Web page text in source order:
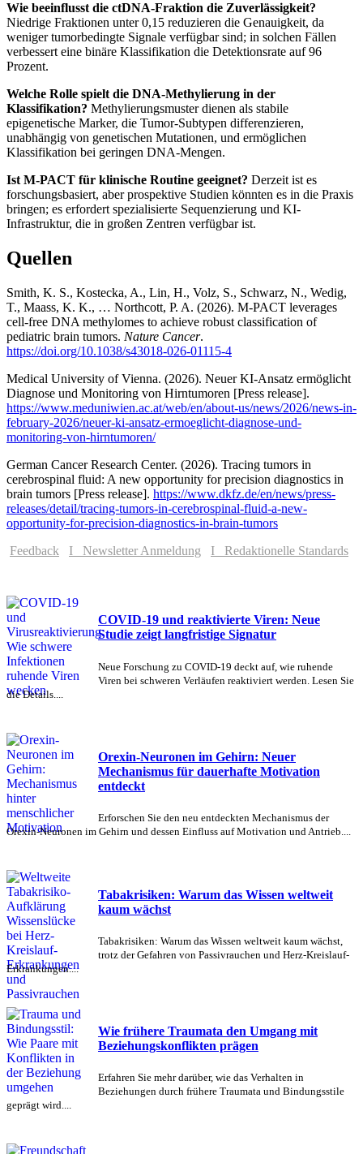
Wie beeinflusst die ctDNA-Fraktion die Zuverlässigkeit?
Niedrige Fraktionen unter 0,15 reduzieren die Genauigkeit, da
weniger tumorbedingte Signale verfügbar sind; in solchen Fällen
verbessert eine binäre Klassifikation die Detektionsrate auf 96
Prozent.
Welche Rolle spielt die DNA-Methylierung in der
Klassifikation? Methylierungsmuster dienen als stabile
epigenetische Marker, die Tumor-Subtypen differenzieren,
unabhängig von genetischen Mutationen, und ermöglichen
Klassifikation bei geringen DNA-Mengen.
Ist M-PACT für klinische Routine geeignet? Derzeit ist es
forschungsbasiert, aber prospektive Studien könnten es in die Praxis
bringen; es erfordert spezialisierte Sequenzierung und KI-
Infrastruktur, die in großen Zentren verfügbar ist.
Quellen
Smith, K. S., Kostecka, A., Lin, H., Volz, S., Schwarz, N., Wedig,
T., Maass, K. K., … Northcott, P. A. (2026). M-PACT leverages
cell-free DNA methylomes to achieve robust classification of
pediatric brain tumors. Nature Cancer.
https://doi.org/10.1038/s43018-026-01115-4
Medical University of Vienna. (2026). Neuer KI-Ansatz ermöglicht
Diagnose und Monitoring von Hirntumoren [Press release].
https://www.meduniwien.ac.at/web/en/about-us/news/2026/news-in-
february-2026/neuer-ki-ansatz-ermoeglicht-diagnose-und-
monitoring-von-hirntumoren/
German Cancer Research Center. (2026). Tracing tumors in
cerebrospinal fluid: A new opportunity for precision diagnostics in
brain tumors [Press release]. https://www.dkfz.de/en/news/press-
releases/detail/tracing-tumors-in-cerebrospinal-fluid-a-new-
opportunity-for-precision-diagnostics-in-brain-tumors
Feedback
I Newsletter Anmeldung I Redaktionelle Standards
COVID-19 und reaktivierte Viren: Neue
Studie zeigt langfristige Signatur
Neue Forschung zu COVID-19 deckt auf, wie ruhende
Viren bei schweren Verläufen reaktiviert werden. Lesen Sie
die Details....
Orexin-Neuronen im Gehirn: Neuer
Mechanismus für dauerhafte Motivation
entdeckt
Erforschen Sie den neu entdeckten Mechanismus der
Orexin-Neuronen im Gehirn und dessen Einfluss auf Motivation und Antrieb....
Tabakrisiken: Warum das Wissen weltweit
kaum wächst
Tabakrisiken: Warum das Wissen weltweit kaum wächst,
trotz der Gefahren von Passivrauchen und Herz-Kreislauf-
Erkrankungen....
Wie frühere Traumata den Umgang mit
Beziehungskonflikten prägen
Erfahren Sie mehr darüber, wie das Verhalten in
Beziehungen durch frühere Traumata und Bindungsstile
geprägt wird....